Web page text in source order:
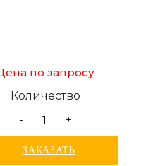
по запросу
Количество
-
+
ЗАКАЗАТЬ